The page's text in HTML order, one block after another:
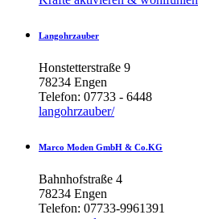
Langohrzauber
Honstetterstraße 9
78234 Engen
Telefon: 07733 - 6448
langohrzauber/
Marco Moden GmbH & Co.KG
Bahnhofstraße 4
78234 Engen
Telefon: 07733-9961391